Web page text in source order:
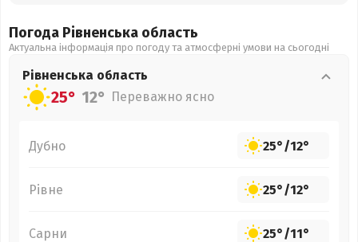
Погода Рівненська область
Актуальна інформація про погоду та атмосферні умови на сьогодні
Рівненська область
25° 12° Переважно ясно
Дубно 25°/12°
Рівне 25°/12°
Сарни 25°/11°